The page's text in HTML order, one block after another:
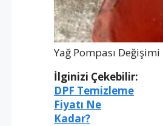
Yağ Pompası Değişimi
İlginizi Çekebilir:
DPF Temizleme
Fiyatı Ne
Kadar?